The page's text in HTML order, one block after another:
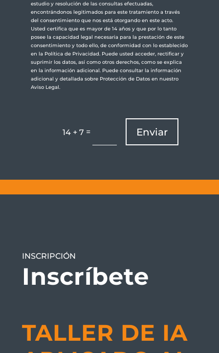
estudio y resolución de las consultas efectuadas,
encontrándonos legitimados para este tratamiento a través
del consentimiento que nos está otorgando en este acto.
Usted certifica que es mayor de 14 años y que por lo tanto
posee la capacidad legal necesaria para la prestación de este
consentimiento y todo ello, de conformidad con lo establecido
en la Política de Privacidad. Puede usted acceder, rectificar y
suprimir los datos, así como otros derechos, como se explica
en la información adicional. Puede consultar la información
adicional y detallada sobre Protección de Datos en nuestro
Aviso Legal.
14 + 7 = Enviar
INSCRIPCIÓN
Inscríbete
TALLER DE IA